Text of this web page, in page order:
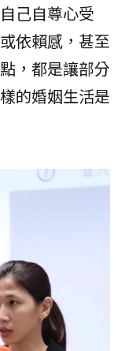
己自尊心受
依賴感，甚至
，都是讓部分
的婚姻生活是